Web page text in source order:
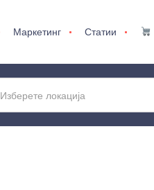
Маркетинг Статии
Изберете локација